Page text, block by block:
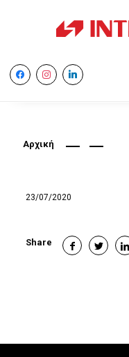
facebookinstagramlinkedin
Αρχική
23/07/2020
Share